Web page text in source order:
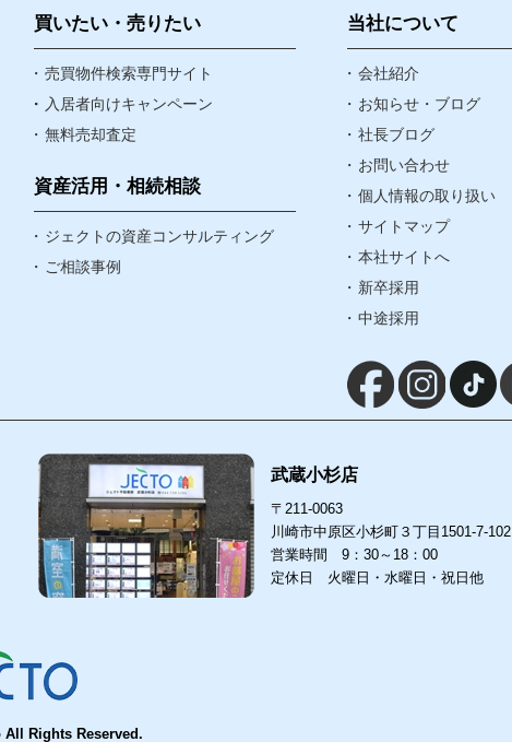
続
相談窓口
ベ
お知らせ・ブログ
社長ブログ
お問い合わせ
個人情報の取り扱い
サイトマップ
本社サイトへ
新卒採用
中途採用
〒
211-0063
川崎市中原区小杉町３丁目1501-7-102
買いたい・売りたい
売買物件検索専門サイト
入居者向けキャンペーン
無料売却査定
資産活用・相続相談
ジェクトの資産コンサルティング
ご相談事例
当社について
会社紹介
お知らせ・ブログ
社長ブログ
お問い合わせ
個人情報の取り扱い
サイトマップ
本社サイトへ
新卒採用
中途採用
武蔵小杉店
〒211-0063
川崎市中原区小杉町３丁目1501-7-102
営業時間 9：30～18：00
定休日 火曜日・水曜日・祝日他
Rights Reserved.